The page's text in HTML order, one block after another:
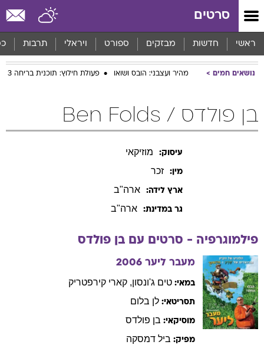
סרטים
ראשי חדשות מבזקים ספורט ויראלי תרבות
נושאים חמים מהיר ועצבני: הובס ושואו פעולת חילוץ: תוכנית בריחה 3
בן פולדס / Ben Folds
עיסוק: מוזיקאי
מין: זכר
ארץ לידה: ארה"ב
גר במדינת: ארה"ב
פילמוגרפיה - סרטים עם בן פולדס
מעבר ליער 2006
במאי: טים ג'ונסון, קארי קירפטריק
תסריטאי: לן בלום
מוסיקאי: בן פולדס
מפיק: ביל דמסקה